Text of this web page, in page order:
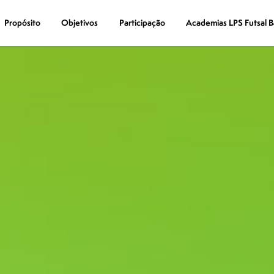
Propósito Objetivos Participação Academias LPS Futsal
Propósito Objetivos Participação Academias LPS Futsal